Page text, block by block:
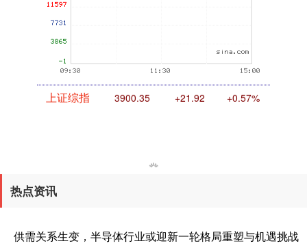
热点资讯
供需关系生变，半导体行业或迎新一轮格局重塑与机遇挑战